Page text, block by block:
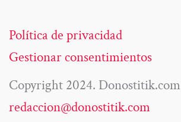
Política de privacidad
Gestionar consentimientos
Copyright 2024. Donostitik.com
redaccion@donostitik.com